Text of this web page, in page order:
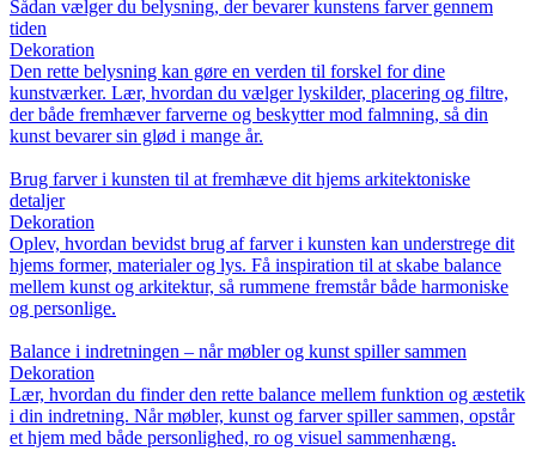
Sådan vælger du belysning, der bevarer kunstens farver gennem
tiden
Dekoration
Den rette belysning kan gøre en verden til forskel for dine
kunstværker. Lær, hvordan du vælger lyskilder, placering og filtre,
der både fremhæver farverne og beskytter mod falmning, så din
kunst bevarer sin glød i mange år.
Brug farver i kunsten til at fremhæve dit hjems arkitektoniske
detaljer
Dekoration
Oplev, hvordan bevidst brug af farver i kunsten kan understrege dit
hjems former, materialer og lys. Få inspiration til at skabe balance
mellem kunst og arkitektur, så rummene fremstår både harmoniske
og personlige.
Balance i indretningen – når møbler og kunst spiller sammen
Dekoration
Lær, hvordan du finder den rette balance mellem funktion og æstetik
i din indretning. Når møbler, kunst og farver spiller sammen, opstår
et hjem med både personlighed, ro og visuel sammenhæng.